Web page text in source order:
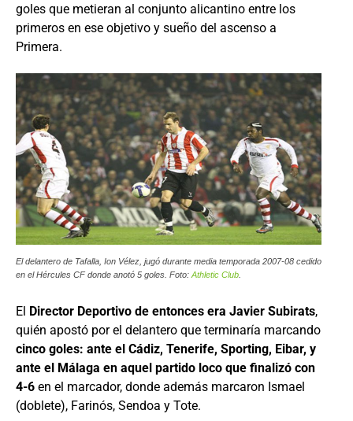
goles que metieran al conjunto alicantino entre los
primeros en ese objetivo y sueño del ascenso a
Primera.
El delantero de Tafalla, Ion Vélez, jugó durante media temporada 2007-08 cedido
en el Hércules CF donde anotó 5 goles. Foto: Athletic Club
El Director Deportivo de entonces era Javier Subirats,
quién apostó por el delantero que terminaría marcando
cinco goles: ante el Cádiz, Tenerife, Sporting, Eibar, y
ante el Málaga en aquel partido loco que finalizó con
4-6 en el marcador, donde además marcaron Ismael
(doblete), Farinós, Sendoa y Tote.